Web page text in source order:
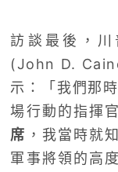
訪談最後，
(John D.
示：「我們那
場行動的指揮
席 ，我當時就
軍事將領的高